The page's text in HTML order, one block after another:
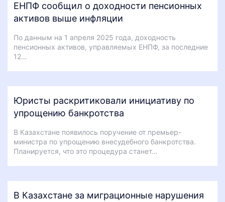
ЕНПФ сообщил о доходности пенсионных
активов выше инфляции
По данным на 1 апреля 2025 года, доходность
пенсионных активов, управляемых ЕНПФ, за последние
12…
Юристы раскритиковали инициативу по
упрощению банкротства
В Казахстане появилось поручение от премьер-
министра по упрощению внесудебного банкротства.
Планируется, что это процедура станет…
В Казахстане за миграционные нарушения